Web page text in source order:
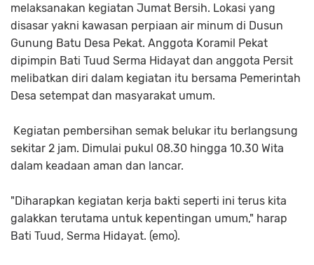
melaksanakan kegiatan Jumat Bersih. Lokasi yang
disasar yakni kawasan perpiaan air minum di Dusun
Gunung Batu Desa Pekat. Anggota Koramil Pekat
dipimpin Bati Tuud Serma Hidayat dan anggota Persit
melibatkan diri dalam kegiatan itu bersama Pemerintah
Desa setempat dan masyarakat umum.
Kegiatan pembersihan semak belukar itu berlangsung
sekitar 2 jam. Dimulai pukul 08.30 hingga 10.30 Wita
dalam keadaan aman dan lancar.
"Diharapkan kegiatan kerja bakti seperti ini terus kita
galakkan terutama untuk kepentingan umum," harap
Bati Tuud, Serma Hidayat. (emo).